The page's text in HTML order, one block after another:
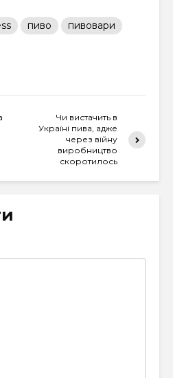
пиво
пивовари
Чи вистачить в
Україні пива, адже
через війну
виробництво
скоротилось